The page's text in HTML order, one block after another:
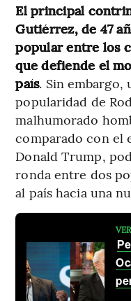
El principal
Gutiérrez, de 47
popular entre los
que defiende el
país. Sin embargo,
popularidad de
malhumorado
comparado con el
Donald Trump,
ronda entre dos
al país hacia una